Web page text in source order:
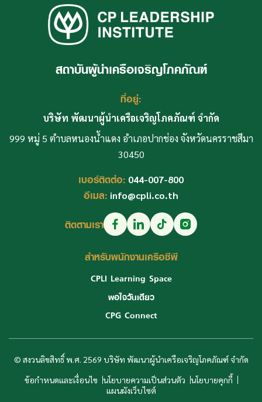
สถาบันผู้นำเครือเจริญโภคภัณฑ์
ที่อยู่:
บริษัท พัฒนาผู้นำเครือเจริญโภคภัณฑ์ จำกัด
999 หมู่ 5 ตำบลหนองน้ำแดง อำเภอปากช่อง จังหวัดนครราชสีมา
30450
เบอร์ติดต่อ: 044-007-800
อีเมล: info@cpli.co.th
ติดตามเรา
สำหรับพนักงานเครือซีพี
CPLI Learning Space
พอใจวันเดียว
CPG Connect
© สงวนลิขสิทธิ์ พ.ศ. 2569 บริษัท พัฒนาผู้นำเครือเจริญโภคภัณฑ์ จำกัด
ข้อกำหนดและเงื่อนไข นโยบายความเป็นส่วนตัว นโยบายคุกกี้
แผนผังเว็บไซต์